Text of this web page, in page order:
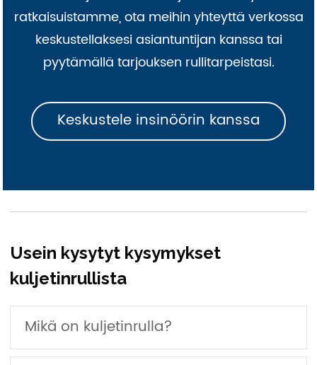
ratkaisuistamme, ota meihin yhteyttä verkossa
keskustellaksesi asiantuntijan kanssa tai
pyytämällä tarjouksen rullitarpeistasi.
Keskustele insinöörin kanssa
Usein kysytyt kysymykset
kuljetinrullista
Mikä on kuljetinrulla?